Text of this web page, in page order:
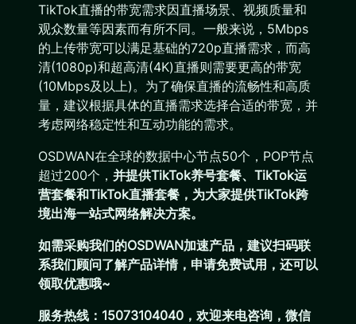
TikTok直播的带宽需求因直播场景、视频质量和
观众数量等因素而有所不同。一般来说，5Mbps
的上传带宽可以满足基础的720p直播需求，而高
清(1080p)和超高清(4K)直播则需要更高的带宽
(10Mbps及以上)。为了确保直播的流畅性和高质
量，建议根据具体的直播需求选择合适的带宽，并
考虑网络稳定性和互动功能的需求。
OSDWAN在全球的数据中心节点50个，POP节点
超过200个， 并提供TikTok养号套餐、TikTok运
营套餐和TikTok直播套餐，为大家提供TikTok跨
境出海一站式网络解决方案。
如需采购我们的OSDWAN加速产品，建议扫码联
系我们顾问了解产品详情，申请免费试用，还可以
领取优惠哦~
服务热线：15073104040，欢迎来电咨询，微信